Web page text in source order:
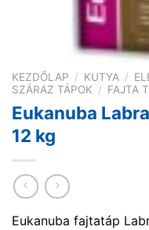
KEZDŐLAP / KUTYA /
SZÁRAZ TÁPOK / FAJTA
Eukanuba
12 kg
Eukanuba fajtatáp